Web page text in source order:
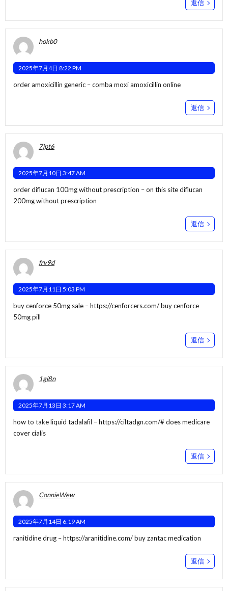
返信
hokb0
2025年7月4日 8:22 PM
order amoxicillin generic –comba moxiamoxicillin online
返信
7jpt6
2025年7月10日 3:47 AM
order diflucan 100mg without prescription –on this sitediflucan
200mg without prescription
返信
frv9d
2025年7月11日 5:03 PM
buy cenforce 50mg sale –https://cenforcers.com/buy cenforce
50mg pill
返信
1gi8n
2025年7月13日 3:17 AM
how to take liquid tadalafil –https://ciltadgn.com/# does medicare
cover cialis
返信
ConnieWew
2025年7月14日 6:19 AM
ranitidine drug –https://aranitidine.com/buy zantac medication
返信